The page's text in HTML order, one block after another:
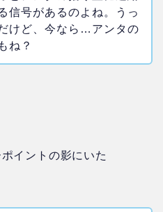
信号があるのよね。うっ
けど、今なら…アンタの
ね？
イントの影にいた